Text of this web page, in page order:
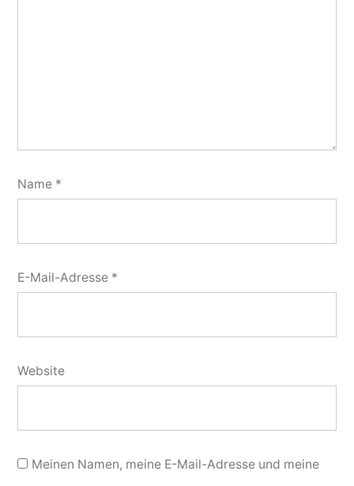
Name *
E-Mail-Adresse *
Website
Meinen Namen, meine E-Mail-Adresse und meine